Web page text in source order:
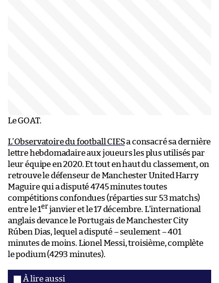
Le GOAT.
L’Observatoire du football CIESa consacré sa dernière
lettre hebdomadaire aux joueurs les plus utilisés par
leur équipe en 2020. Et tout en haut du classement, on
retrouve le défenseur de Manchester United Harry
Maguire qui a disputé 4745 minutes toutes
compétitions confondues (réparties sur 53 matchs)
entre le 1er janvier et le 17 décembre. L’international
anglais devance le Portugais de Manchester City
Rúben Dias, lequel a disputé – seulement – 401
minutes de moins. Lionel Messi, troisième, complète
le podium (4293 minutes).